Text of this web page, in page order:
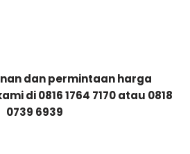
dan permintaan harga
di 0816 1764 7170 atau 0818
0739 6939